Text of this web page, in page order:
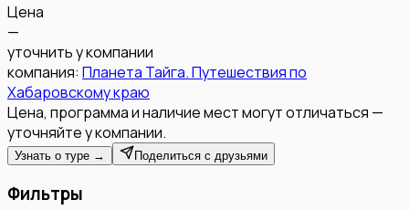
Цена
—
уточнить у компании
компания: Планета Тайга. Путешествия по
Хабаровскому краю
Цена, программа и наличие мест могут отличаться —
уточняйте у компании.
Узнать о туре → Поделиться с друзьями
Фильтры